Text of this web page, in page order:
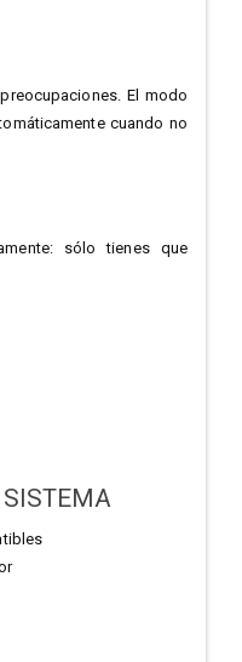
El modo
cuando no
sólo tienes que
SISTEMA